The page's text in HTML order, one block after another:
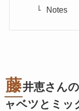
Notes
藤井恵さん
ャベツとミッ